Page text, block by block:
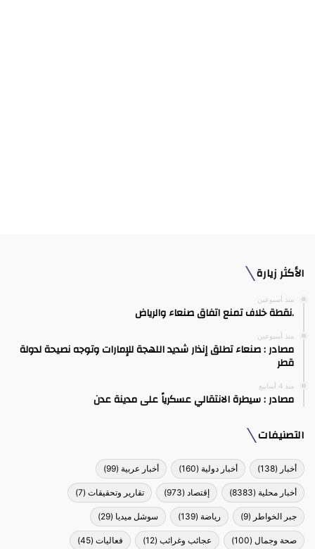
الأكثر زيارة
منذ أسبوعين
.نقطة خلاف تمنع اتفاق صنعاء والرياض
منذ أسبوعين
مصادر : صنعاء تطلق إنذار شديد اللهجة للإمارات وتوجه نصيحة لدولة
قطر
منذ 4 أسابيع
مصادر : سيطرة الانتقالي عسكرياً على مدينة عدن
التصنيفات
أخبار (138) أخبار دولية (160) أخبار عربية (99)
أخبار محلية (8383) إقتصاد (973) تقارير وتحقيقات (7)
جبر الخواطر (9) رياضة (139) سوشل ميديا (29)
صحة وجمال (100) عجائب وغرائب (12) فعاليات (45)